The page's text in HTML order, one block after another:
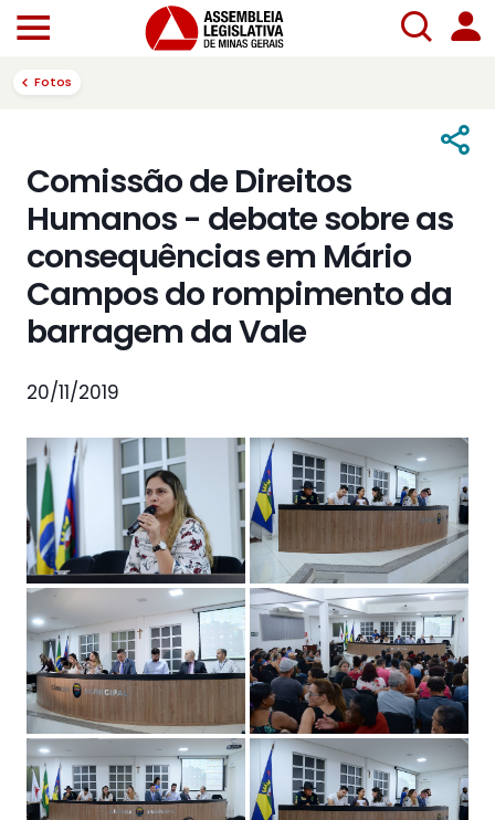
Fotos
Comissão de Direitos
Humanos - debate sobre as
consequências em Mário
Campos do rompimento da
barragem da Vale
20/11/2019